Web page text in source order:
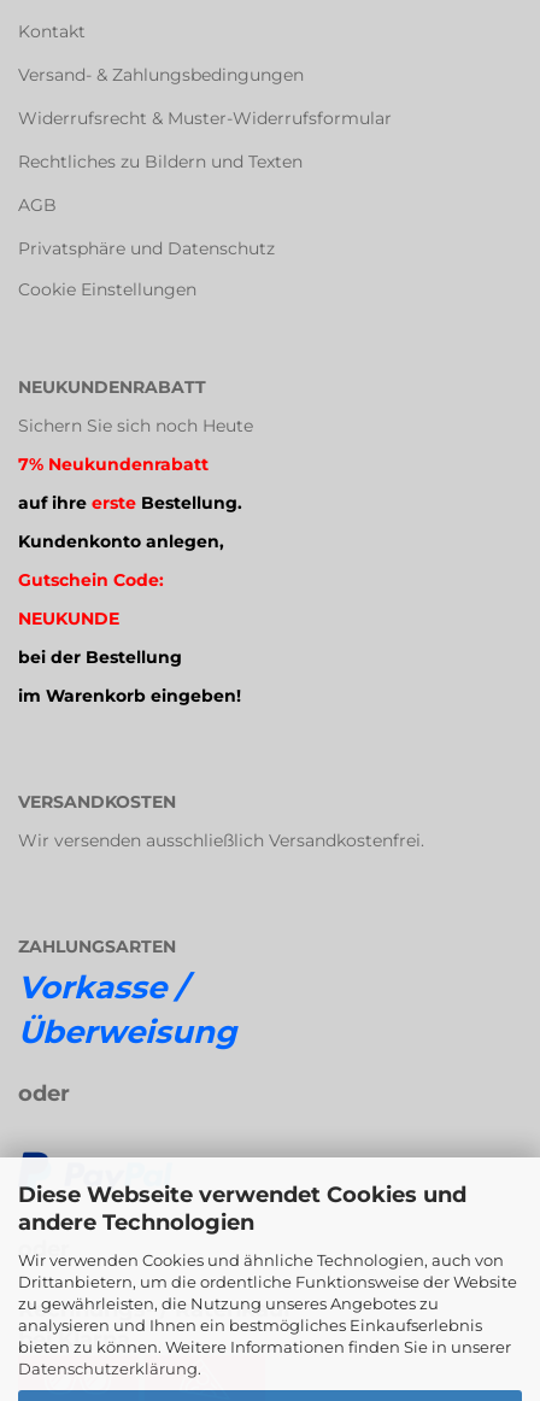
Diese Webseite verwendet Cookies und
andere Technologien
Wir verwenden Cookies und ähnliche Technologien, auch von
Drittanbietern, um die ordentliche Funktionsweise der Website
zu gewährleisten, die Nutzung unseres Angebotes zu
analysieren und Ihnen ein bestmögliches Einkaufserlebnis
bieten zu können. Weitere Informationen finden Sie in unserer
Datenschutzerklärung.
Kontakt
Versand- & Zahlungsbedingungen
Widerrufsrecht & Muster-Widerrufsformular
Rechtliches zu Bildern und Texten
AGB
Privatsphäre und Datenschutz
Cookie Einstellungen
NEUKUNDENRABATT
Sichern Sie sich noch Heute
7% Neukundenrabatt
auf ihre erste Bestellung.
Kundenkonto anlegen,
Gutschein Code:
NEUKUNDE
bei der Bestellung
im Warenkorb eingeben!
VERSANDKOSTEN
Wir versenden ausschließlich Versandkostenfrei.
ZAHLUNGSARTEN
Vorkasse /
Überweisung
oder
oder
Rechnungs- / Ratenkauf
bei Klarna